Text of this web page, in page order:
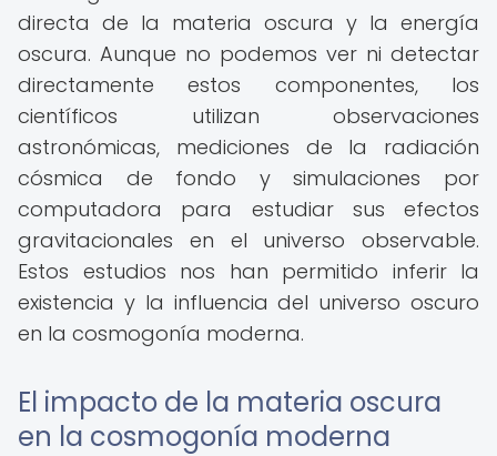
directa de la materia oscura y la energía
oscura. Aunque no podemos ver ni detectar
directamente estos componentes, los
científicos utilizan observaciones
astronómicas, mediciones de la radiación
cósmica de fondo y simulaciones por
computadora para estudiar sus efectos
gravitacionales en el universo observable.
Estos estudios nos han permitido inferir la
existencia y la influencia del universo oscuro
en la cosmogonía moderna.
El impacto de la materia oscura
en la cosmogonía moderna